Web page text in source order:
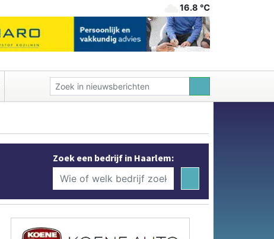
16.8 ℃
Zoek een bedrijf in Haarlem: